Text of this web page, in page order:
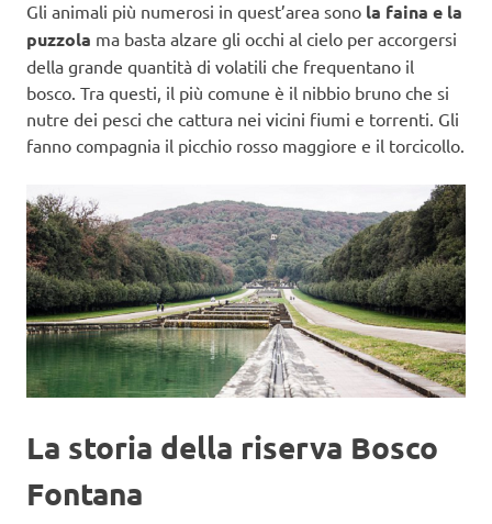
Gli animali più numerosi in quest’area sono la faina e la
puzzola ma basta alzare gli occhi al cielo per accorgersi
della grande quantità di volatili che frequentano il
bosco. Tra questi, il più comune è il nibbio bruno che si
nutre dei pesci che cattura nei vicini fiumi e torrenti. Gli
fanno compagnia il picchio rosso maggiore e il torcicollo.
La storia della riserva Bosco
Fontana